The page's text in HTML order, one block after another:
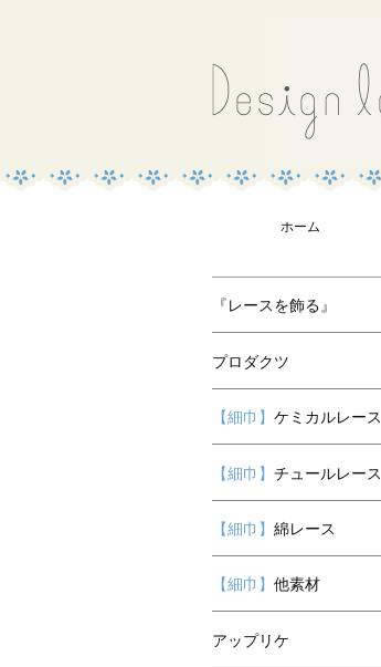
ホーム
『レースを飾る』
プロダクツ
【細巾】 ケミカルレース
【細巾】 チュールレース
【細巾】 綿レース
【細巾】 他素材
アップリケ